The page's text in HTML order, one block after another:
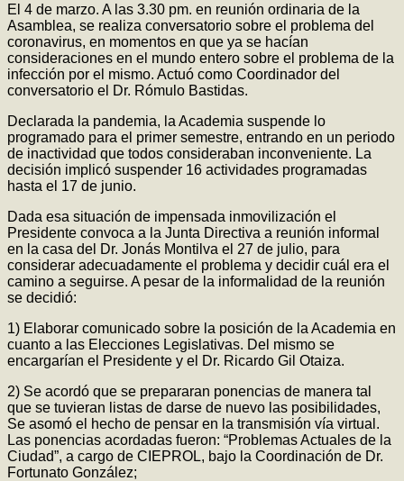
El 4 de marzo. A las 3.30 pm. en reunión ordinaria de la
Asamblea, se realiza conversatorio sobre el problema del
coronavirus, en momentos en que ya se hacían
consideraciones en el mundo entero sobre el problema de la
infección por el mismo. Actuó como Coordinador del
conversatorio el Dr. Rómulo Bastidas.
Declarada la pandemia, la Academia suspende lo
programado para el primer semestre, entrando en un periodo
de inactividad que todos consideraban inconveniente. La
decisión implicó suspender 16 actividades programadas
hasta el 17 de junio.
Dada esa situación de impensada inmovilización el
Presidente convoca a la Junta Directiva a reunión informal
en la casa del Dr. Jonás Montilva el 27 de julio, para
considerar adecuadamente el problema y decidir cuál era el
camino a seguirse. A pesar de la informalidad de la reunión
se decidió:
1) Elaborar comunicado sobre la posición de la Academia en
cuanto a las Elecciones Legislativas. Del mismo se
encargarían el Presidente y el Dr. Ricardo Gil Otaiza.
2) Se acordó que se prepararan ponencias de manera tal
que se tuvieran listas de darse de nuevo las posibilidades,
Se asomó el hecho de pensar en la transmisión vía virtual.
Las ponencias acordadas fueron: “Problemas Actuales de la
Ciudad”, a cargo de CIEPROL, bajo la Coordinación de Dr.
Fortunato González;